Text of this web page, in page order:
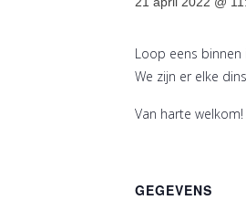
Loop eens
We zijn er elke
Van harte welkom!
GEGEVENS